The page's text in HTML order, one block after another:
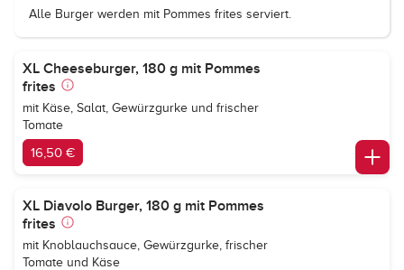
Alle Burger werden mit Pommes frites serviert.
XL Cheeseburger, 180 g mit Pommes
frites
mit Käse, Salat, Gewürzgurke und frischer
Tomate
16,50 €
XL Diavolo Burger, 180 g mit Pommes
frites
mit Knoblauchsauce, Gewürzgurke, frischer
Tomate und Käse